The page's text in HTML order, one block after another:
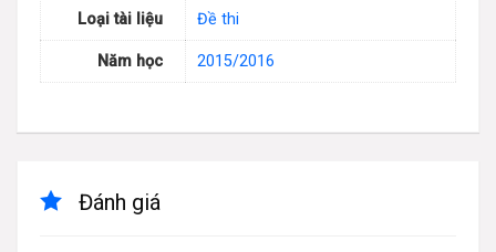
Loại tài liệu Đề thi
Năm học 2015/2016
Đánh giá